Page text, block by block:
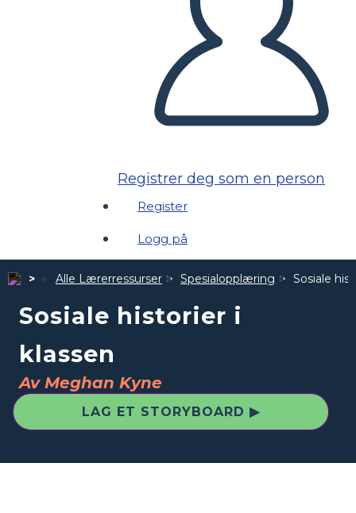
Registrer deg som en person
Register
Logg på
Alle Lærerressurser Spesialopplæring Sosiale
Sosiale historier i
klassen
Av Meghan Kyne
LAG ET STORYBOARD ▶